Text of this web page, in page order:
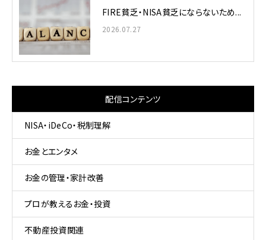
FIRE貧乏・NISA貧乏にならないため...
2026.07.27
配信コンテンツ
NISA・iDeCo・税制理解
お金とエンタメ
お金の管理・家計改善
プロが教えるお金・投資
不動産投資関連